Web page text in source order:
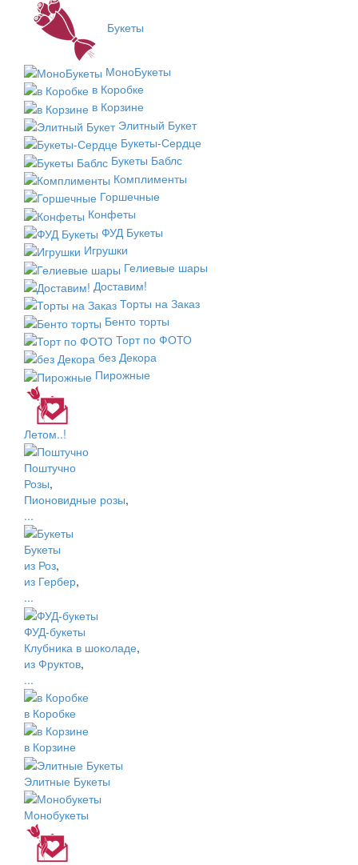
Букеты
МоноБукеты
в Коробке
в Корзине
Элитный Букет
Букеты-Сердце
Букеты Баблс
Комплименты
Горшечные
Конфеты
ФУД Букеты
Игрушки
Гелиевые шары
Доставим!
Торты на Заказ
Бенто торты
Торт по ФОТО
без Декора
Пирожные
Летом..!
Поштучно
Розы,
Пионовидные розы,
...
Букеты
из Роз,
из Гербер,
...
ФУД-букеты
Клубника в шоколаде,
из Фруктов,
...
в Коробке
в Корзине
Элитные Букеты
Монобукеты